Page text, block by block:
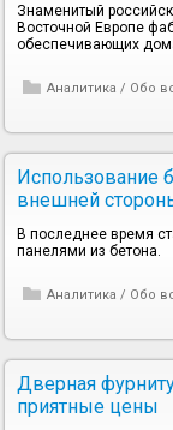
Знаменитый
Восточной Европе
обеспечивающих
Аналитика / Обо
Использование
внешней
В последнее время
панелями из бетона.
Аналитика / Обо
Дверная
приятные цены